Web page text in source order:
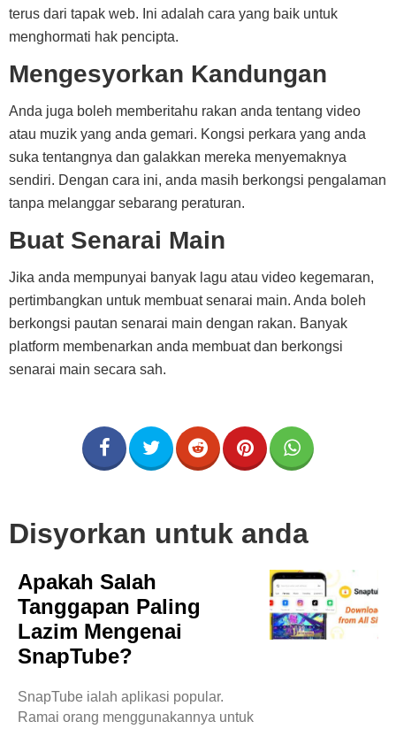
terus dari tapak web. Ini adalah cara yang baik untuk
menghormati hak pencipta.
Mengesyorkan Kandungan
Anda juga boleh memberitahu rakan anda tentang video
atau muzik yang anda gemari. Kongsi perkara yang anda
suka tentangnya dan galakkan mereka menyemaknya
sendiri. Dengan cara ini, anda masih berkongsi pengalaman
tanpa melanggar sebarang peraturan.
Buat Senarai Main
Jika anda mempunyai banyak lagu atau video kegemaran,
pertimbangkan untuk membuat senarai main. Anda boleh
berkongsi pautan senarai main dengan rakan. Banyak
platform membenarkan anda membuat dan berkongsi
senarai main secara sah.
Disyorkan untuk anda
Apakah Salah
Tanggapan Paling
Lazim Mengenai
SnapTube?
SnapTube ialah aplikasi popular.
Ramai orang menggunakannya untuk